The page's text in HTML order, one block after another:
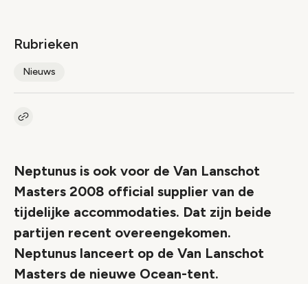
Rubrieken
Nieuws
Kopieer link naar artikel
Neptunus is ook voor de Van Lanschot
Masters 2008 official supplier van de
tijdelijke accommodaties. Dat zijn beide
partijen recent overeengekomen.
Neptunus lanceert op de Van Lanschot
Masters de nieuwe Ocean-tent.